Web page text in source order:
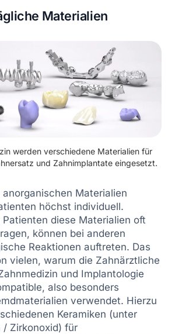
Materialien
werden verschiedene Materialien für
und Zahnimplantate eingesetzt.
Materialien
höchst individuell.
Patienten diese Materialien oft
können bei anderen
Reaktionen auftreten. Das
vielen, warum die Zahnärztliche
und Implantologie
also besonders
verwendet. Hierzu
Keramiken (unter
/ Zirkonoxid) für